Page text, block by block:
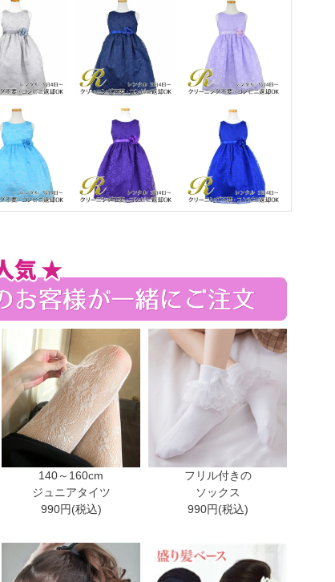
140～160cm
ジュニアタイツ
990円(税込)
フリル付きの
ソックス
990円(税込)